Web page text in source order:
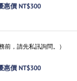
惠價 NT$300
前，請先私訊詢問。）
惠價 NT$300